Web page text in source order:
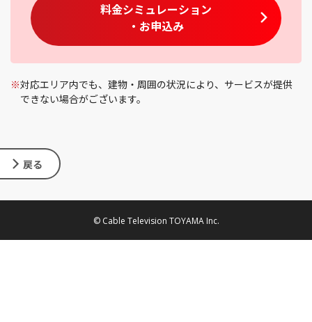
料金シミュレーション
・お申込み
※対応エリア内でも、建物・周囲の状況により、サービスが提供
できない場合がございます。
戻る
© Cable Television TOYAMA Inc.